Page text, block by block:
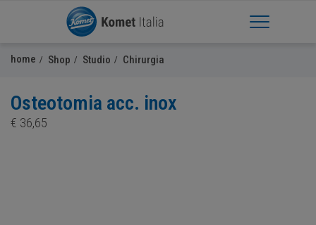
Apri Menu
home Shop Studio Chirurgia
Osteotomia acc. inox
€ 36,65